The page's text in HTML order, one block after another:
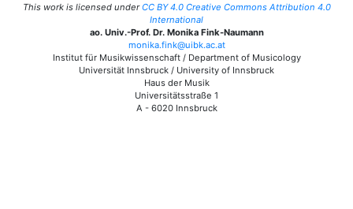
This work is licensed underCC BY 4.0 Creative Commons Attribution 4.0
International
ao. Univ.-Prof. Dr. Monika Fink-Naumann
monika.fink@uibk.ac.at
Institut für Musikwissenschaft / Department of Musicology
Universität Innsbruck / University of Innsbruck
Haus der Musik
Universitätsstraße 1
A - 6020 Innsbruck